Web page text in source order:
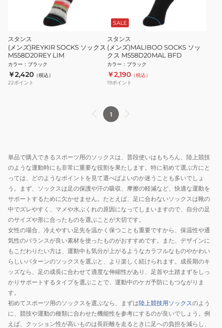
スタンス
(メンズ)REYKIR SOCKS ソックス
M558D20REY LIM
カラー ： ブラック
￥2,420 （税込）
22ポイント
SALE
スタンス
(メンズ)MALIBOO SOCKS ソッ
クス M558D20MAL BFD
カラー ： ブラック
￥2,190 （税込）
19ポイント
1
単品で購入できるスポーツ用のソックスは、普段使いはもちろん、陸上競技
のような運動時にも非常に重要な役割を果たします。特に初めて選ぶ方にと
っては、どのようなポイントを見て選べばよいのか迷うことも多いでしょ
う。まず、ソックスは足の保護や汗の吸収、摩擦の軽減など、快適な運動を
サポートするために欠かせません。たとえば、足に合わないソックスは靴の
中でズレやすく、マメや水ぶくれの原因になってしまいますので、自分の足
のサイズや形に合ったものを選ぶことが大切です。
女性の場合、冷えやすい足先を温かく保つことも重要ですから、保温性や通
気性のバランスが良い素材を使ったものがおすすめです。また、デザインに
もこだわりたい方は、運動中も気分が上がるようなカラフルなものやかわい
らしいパターンのソックスを選ぶと、より楽しく続けられます。成長期のキ
ッズなら、足の成長に合わせて適度な伸縮性があり、足首や土踏まずをしっ
かりサポートするタイプを選ぶことで、運動中のケガ予防にもつながりま
す。
初めてスポーツ用のソックスを選ぶなら、まずは陸上競技用ソックスのよう
に、競技や運動の種類に合わせた機能性を参考にするのが良いでしょう。例
えば、クッション性が高いものは長距離を走るときに足への負担を減らし、